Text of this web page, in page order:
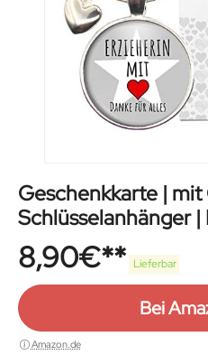
Geschenkkarte |
Schlüsselanhänger
8,90€ Lieferbar
Bei
Amazon.de